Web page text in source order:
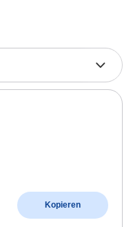
Kopieren